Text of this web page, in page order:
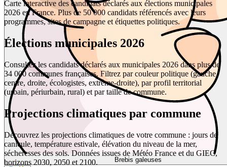
Brebis galeuses
Carte interactive des candidats déclarés aux élections municipales
2026 en France. Plus de 50 000 candidats référencés avec leurs
programmes, sites de campagne et étiquettes politiques.
Élections municipales 2026
Consultez les candidats déclarés aux municipales 2026 dans plus de
34 000 communes françaises. Filtrez par couleur politique (gauche,
centre, droite, écologistes, extrême-droite), par profil territorial
(urbain, périurbain, rural) et par taille de commune.
Projections climatiques par commune
Découvrez les projections climatiques de votre commune : jours de
canicule, température estivale, élévation du niveau de la mer,
sécheresses des sols. Données issues de Météo France et du GIEC,
horizons 2030, 2050 et 2100.